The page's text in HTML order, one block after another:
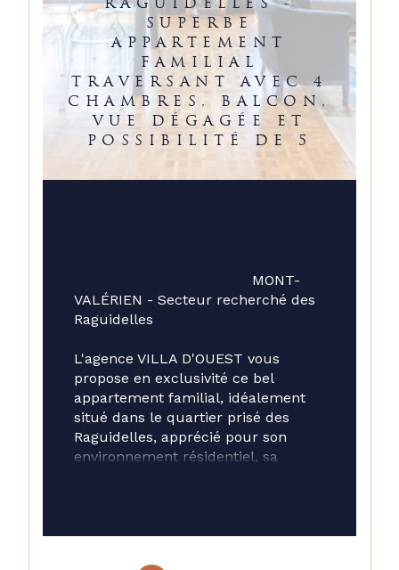
RAGUIDELLES -
SUPERBE
APPARTEMENT
FAMILIAL
TRAVERSANT AVEC 4
CHAMBRES, BALCON,
VUE DÉGAGÉE ET
POSSIBILITÉ DE 5
VALÉRIEN - Secteur recherché des
Raguidelles
L'agence VILLA D'OUEST vous
propose en exclusivité ce bel
appartement familial, idéalement
situé dans le quartier prisé des
Raguidelles, apprécié pour son
environnement résidentiel, sa